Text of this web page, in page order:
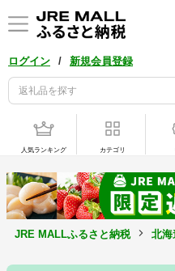
ログイン / 新規会員登録
人気ランキング カテゴリ
JRE MALLふるさと納税 北海